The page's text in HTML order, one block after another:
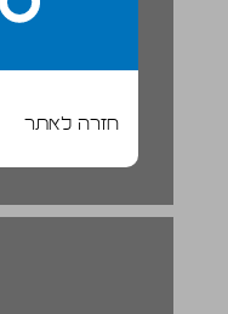
חזרה לאתר